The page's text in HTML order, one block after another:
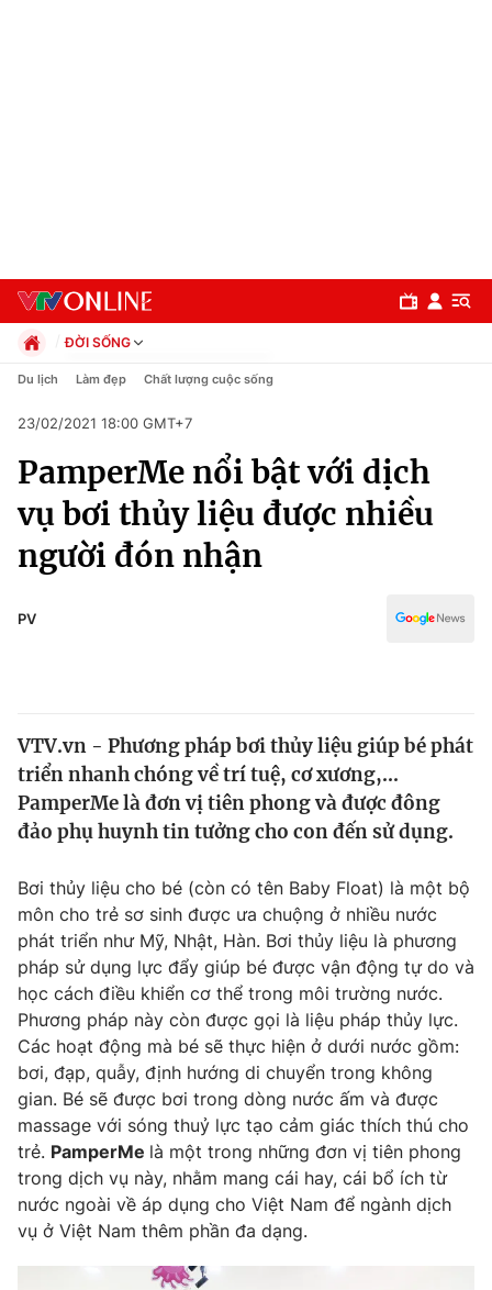
Chuyên mục
Chính trị
Xã hội
Pháp luật
Thế giới
Tin tức
Thế giới đó đây
Câu chuyện quốc tế
Kinh tế
Thị trường
Góc doanh nghiệp
Dữ liệu và đời sống
Truyền hình
Phim VTV
Hậu trường
Nhân vật
Khán giả
Giải sao mai
Giải trí
Điện ảnh
Âm nhạc
Sao
Đời sống
Du lịch
Làm đẹp
Chất lượng cuộc sống
Giáo dục
Tuyển sinh
Học trực tuyến
Công nghệ
Hitech Công nghệ tương lai
Giao lưu trực tuyến
ĐỜI SỐNG
Chính trị
Pháp luật
Kinh tế
Thể thao
Truyền hình
Văn hóa - Giải trí
Du lịch Làm đẹp Chất lượng cuộc sống
23/02/2021 18:00 GMT+7
PamperMe nổi bật với dịch
vụ bơi thủy liệu được nhiều
người đón nhận
PV
VTV.vn - Phương pháp bơi thủy liệu giúp bé phát
triển nhanh chóng về trí tuệ, cơ xương,...
PamperMe là đơn vị tiên phong và được đông
đảo phụ huynh tin tưởng cho con đến sử dụng.
Bơi thủy liệu cho bé (còn có tên Baby Float) là một bộ
môn cho trẻ sơ sinh được ưa chuộng ở nhiều nước
phát triển như Mỹ, Nhật, Hàn. Bơi thủy liệu là phương
pháp sử dụng lực đẩy giúp bé được vận động tự do và
học cách điều khiển cơ thể trong môi trường nước.
Phương pháp này còn được gọi là liệu pháp thủy lực.
Các hoạt động mà bé sẽ thực hiện ở dưới nước gồm:
bơi, đạp, quẫy, định hướng di chuyển trong không
gian. Bé sẽ được bơi trong dòng nước ấm và được
massage với sóng thuỷ lực tạo cảm giác thích thú cho
trẻ. PamperMe là một trong những đơn vị tiên phong
trong dịch vụ này, nhằm mang cái hay, cái bổ ích từ
nước ngoài về áp dụng cho Việt Nam để ngành dịch
vụ ở Việt Nam thêm phần đa dạng.